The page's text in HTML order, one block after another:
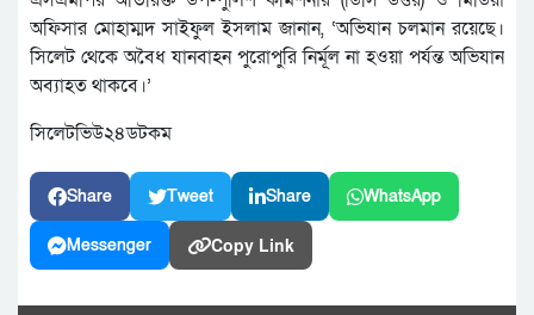
অফিসার মোহাম্মদ সাইফুল ইসলাম জানান, ‘অভিযান চলমান রয়েছে।
সিলেট থেকে অবৈধ যানবাহন পুরোপুরি নির্মূল না হওয়া পর্যন্ত অভিযান
অব্যাহত থাকবে।’
সিলেটভিউ২৪ডটকম
Share Tweet Share WhatsApp
Messenger Copy Link